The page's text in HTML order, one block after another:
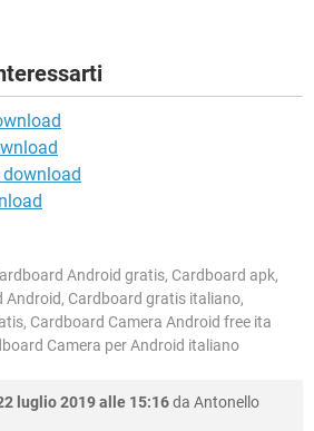
Android gratis, Cardboard apk,
Android, Cardboard gratis italiano,
Cardboard Camera Android free ita
Camera per Android italiano
luglio 2019 alle 15:16da Antonello